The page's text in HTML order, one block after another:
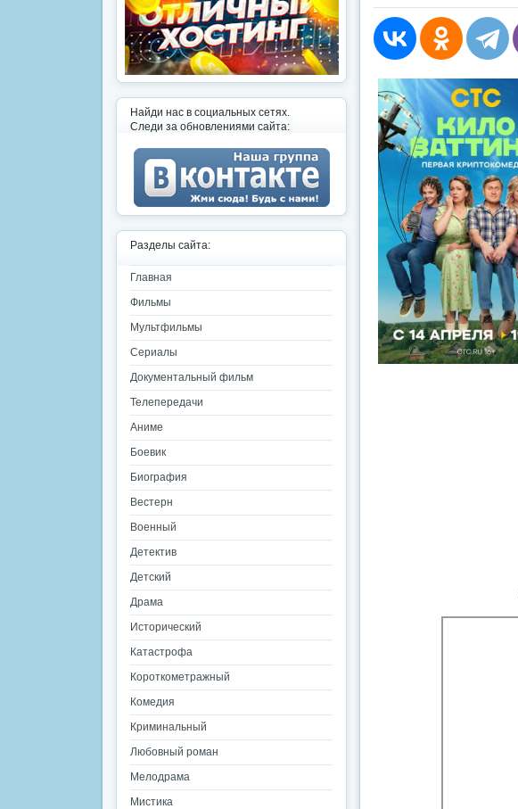
Найди нас в социальных сетях.
Следи за обновлениями сайта:
Разделы сайта:
Главная
Фильмы
Мультфильмы
Сериалы
Документальный фильм
Телепередачи
Аниме
Боевик
Биография
Вестерн
Военный
Детектив
Детский
Драма
Исторический
Катастрофа
Короткометражный
Комедия
Криминальный
Любовный роман
Мелодрама
Мистика